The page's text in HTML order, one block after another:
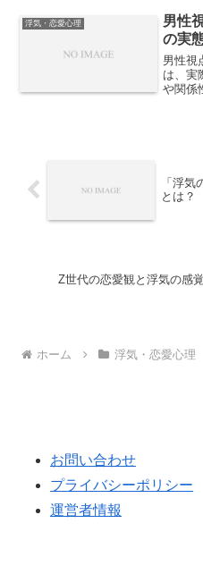
浮気・恋愛心理
男性
の実
男性視
は、実
や関係
「浮
とは？
Z世代の恋愛観と浮気の感
ホーム 浮気・恋愛心理
お問い合わせ
プライバシーポリシー
運営者情報